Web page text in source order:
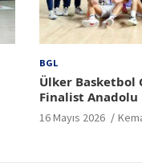
BGL
Ülker Basketbol
Finalist Anadolu
16 Mayıs 2026